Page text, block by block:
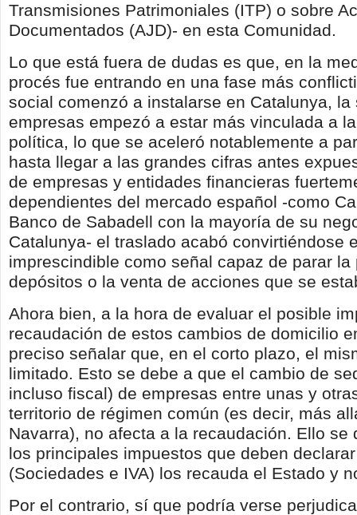
Transmisiones Patrimoniales (ITP) o sobre
Documentados (AJD)- en esta Comunidad.
Lo que está fuera de dudas es que, en la
procés fue entrando en una fase más
social comenzó a instalarse en Catalunya, la
empresas empezó a estar más vinculada a
política, lo que se aceleró notablemente a
hasta llegar a las grandes cifras antes
de empresas y entidades financieras
dependientes del mercado español -como
Banco de Sabadell con la mayoría de su
Catalunya- el traslado acabó convirtiéndose
imprescindible como señal capaz de parar la
depósitos o la venta de acciones que se
Ahora bien, a la hora de evaluar el posible
recaudación de estos cambios de domicilio
preciso señalar que, en el corto plazo, el
limitado. Esto se debe a que el cambio de
incluso fiscal) de empresas entre unas y
territorio de régimen común (es decir, más
Navarra), no afecta a la recaudación. Ello se
los principales impuestos que deben
(Sociedades e IVA) los recauda el Estado y
Por el contrario, sí que podría verse